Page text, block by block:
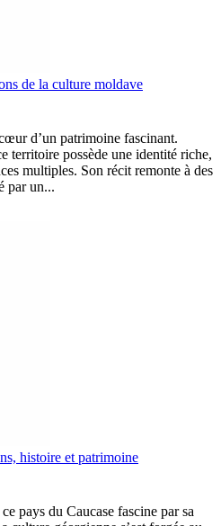
de la culture moldave
d’un patrimoine fascinant.
territoire possède une identité riche,
multiples. Son récit remonte à des
par un...
histoire et patrimoine
pays du Caucase fascine par sa